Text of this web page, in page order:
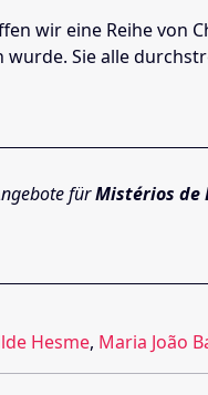
wir eine Reihe von
Sie alle
fürMistérios de
Hesme, Maria João